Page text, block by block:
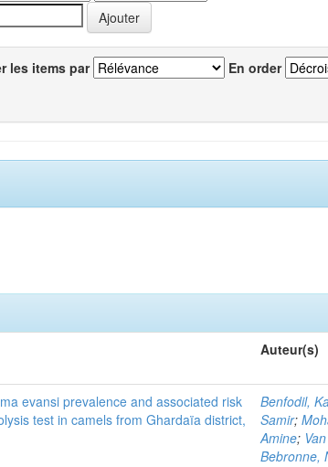
les items par En order
Auteur(s)
evansi prevalence and associated risk
test in camels from Ghardaïa district,
Benfodil,
Samir;
Amine;
Bebronne,